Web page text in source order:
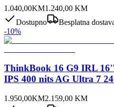
1.040,00KM1.240,00 KM
Dostupno
Besplatna
-10%
ThinkBook 16 G9 IRL
IPS 400 nits AG Ultra 7
1.950,00KM2.159,00 KM